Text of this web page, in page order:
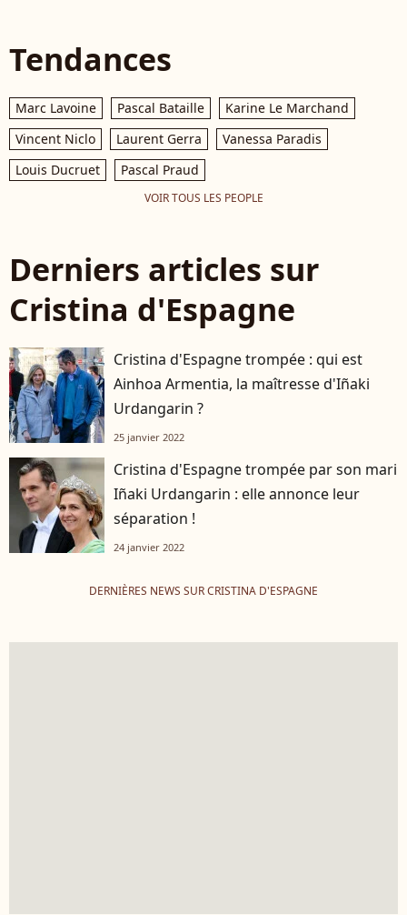
Tendances
Marc Lavoine Pascal Bataille
Karine Le Marchand
Vincent Niclo
Laurent Gerra
Vanessa Paradis
Louis Ducruet
Pascal Praud
VOIR TOUS LES PEOPLE
Derniers articles sur
Cristina d'Espagne
Cristina d'Espagne trompée : qui est
Ainhoa Armentia, la maîtresse d'Iñaki
Urdangarin ?
25 janvier 2022
Cristina d'Espagne trompée par son mari
Iñaki Urdangarin : elle annonce leur
séparation !
24 janvier 2022
DERNIÈRES NEWS SUR CRISTINA D'ESPAGNE